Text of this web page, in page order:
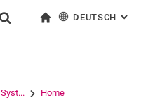
Springe direkt zu: Inhalt
Springe direkt zu: Suche
Springe direkt zu:DEUTSCH :
Home